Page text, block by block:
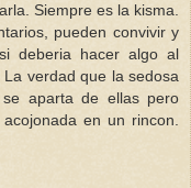
Siempre es la kisma.
pueden convivir y
deberia hacer algo al
verdad que la sedosa
aparta de ellas pero
en un rincon.